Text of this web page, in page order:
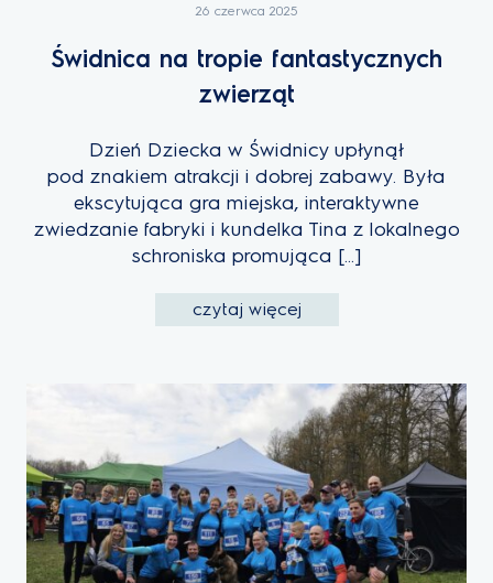
Świdnica na tropie fantastycznych
zwierząt
26 czerwca 2025
Dzień Dziecka w Świdnicy upłynął
pod znakiem atrakcji i dobrej zabawy. Była
ekscytująca gra miejska, interaktywne
zwiedzanie fabryki i kundelka Tina z lokalnego
schroniska promująca […]
czytaj więcej